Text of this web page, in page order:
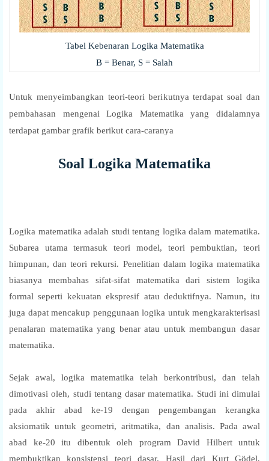
Tabel Kebenaran Logika Matematika
B = Benar, S = Salah
Untuk menyeimbangkan teori-teori berikutnya terdapat soal dan
pembahasan mengenai Logika Matematika yang didalamnya
terdapat gambar grafik berikut cara-caranya
Soal Logika Matematika
Logika matematika adalah studi tentang logika dalam matematika.
Subarea utama termasuk teori model, teori pembuktian, teori
himpunan, dan teori rekursi. Penelitian dalam logika matematika
biasanya membahas sifat-sifat matematika dari sistem logika
formal seperti kekuatan ekspresif atau deduktifnya. Namun, itu
juga dapat mencakup penggunaan logika untuk mengkarakterisasi
penalaran matematika yang benar atau untuk membangun dasar
matematika.
Sejak awal, logika matematika telah berkontribusi, dan telah
dimotivasi oleh, studi tentang dasar matematika. Studi ini dimulai
pada akhir abad ke-19 dengan pengembangan kerangka
aksiomatik untuk geometri, aritmatika, dan analisis. Pada awal
abad ke-20 itu dibentuk oleh program David Hilbert untuk
membuktikan konsistensi teori dasar. Hasil dari Kurt Gödel,